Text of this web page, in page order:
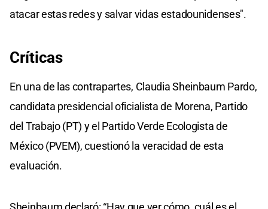
atacar estas redes y salvar vidas estadounidenses".
Críticas
En una de las contrapartes, Claudia Sheinbaum Pardo,
candidata presidencial oficialista de Morena, Partido
del Trabajo (PT) y el Partido Verde Ecologista de
México (PVEM), cuestionó la veracidad de esta
evaluación.